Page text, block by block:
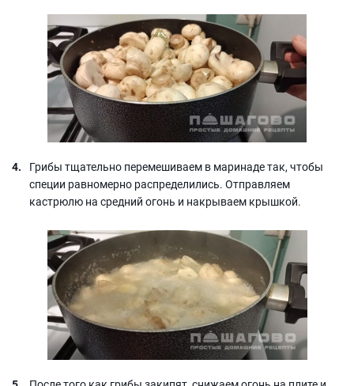
Грибы тщательно перемешиваем в маринаде так, чтобы
специи равномерно распределились. Отправляем
кастрюлю на средний огонь и накрываем крышкой.